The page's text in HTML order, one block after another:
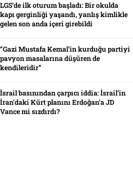
LGS’de ilk oturum başladı: Bir okulda
kapı gerginliği yaşandı, yanlış kimlikle
gelen son anda içeri girebildi
“Gazi Mustafa Kemal’in kurduğu partiyi
pavyon masalarına düşüren de
kendileridir”
İsrail basınından çarpıcı iddia: İsrail’in
İran’daki Kürt planını Erdoğan’a JD
Vance mi sızdırdı?